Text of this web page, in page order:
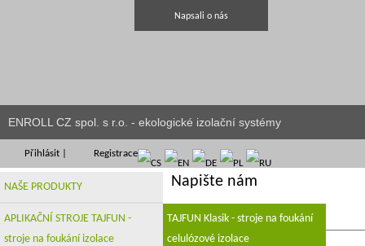
Napsali o nás
ENROLL CZ spol. s r.o. - ekologické izolační systémy
Přihlásit Registrace
Napište nám
Jméno a přijmení (firma) *
NAŠE PRODUKTY
APLIKAČNÍ STROJE TAJFUN -
stroje na foukání izolace
TAJFUN Klasik - stroje na foukání
celulózové izolace